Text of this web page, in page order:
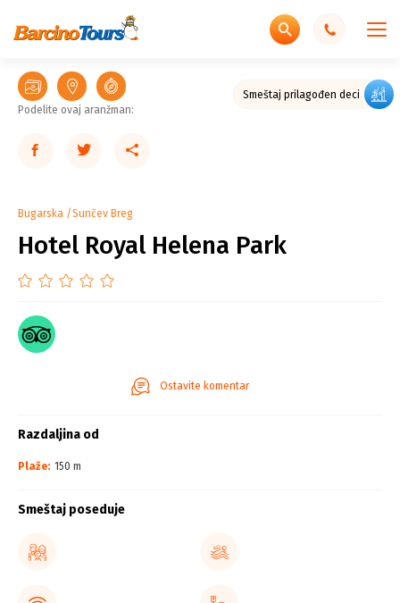
Smeštaj prilagođen deci
Podelite ovaj aranžman:
Bugarska Sunčev Breg
Hotel Royal Helena Park
Ostavite komentar
Razdaljina od
Plaže: 150 m
Smeštaj poseduje